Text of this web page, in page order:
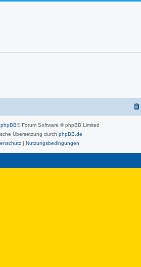
phpBB® Forum Software © phpBB Limited
Übersetzung durch phpBB.de
| Nutzungsbedingungen